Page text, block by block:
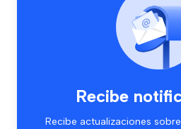
Recibe
Recibe actualizaciones